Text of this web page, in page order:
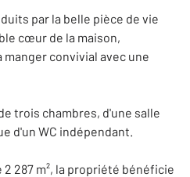
par la belle pièce de vie
cœur de la maison,
convivial avec une
trois chambres, d'une salle
d'un WC indépendant.
287 m², la propriété bénéficie